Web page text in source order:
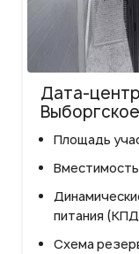
Дата-
Площадь
питания
Схема